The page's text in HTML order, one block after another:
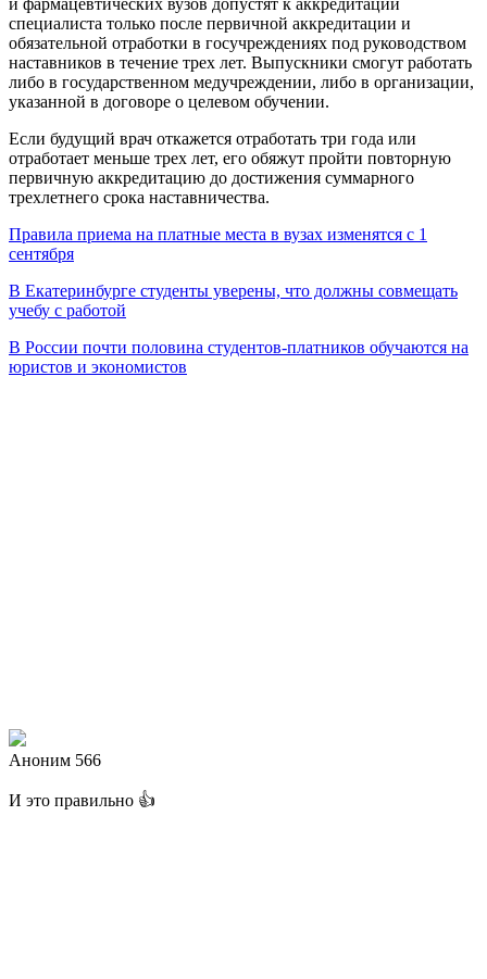
специалиста только после первичной аккредитации и
обязательной отработки в госучреждениях под руководством
наставников в течение трех лет. Выпускники смогут работать
либо в государственном медучреждении, либо в организации,
указанной в договоре о целевом обучении.
Если будущий врач откажется отработать три года или
отработает меньше трех лет, его обяжут пройти повторную
первичную аккредитацию до достижения суммарного
трехлетнего срока наставничества.
Правила приема на платные места в вузах изменятся с 1
сентября
В Екатеринбурге студенты уверены, что должны совмещать
учебу с работой
В России почти половина студентов-платников обучаются на
юристов и экономистов
Аноним 566
И это правильно 👍